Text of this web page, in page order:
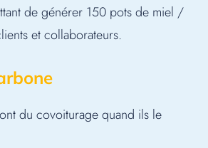
de générer 150 pots de miel /
et collaborateurs.
du covoiturage quand ils le